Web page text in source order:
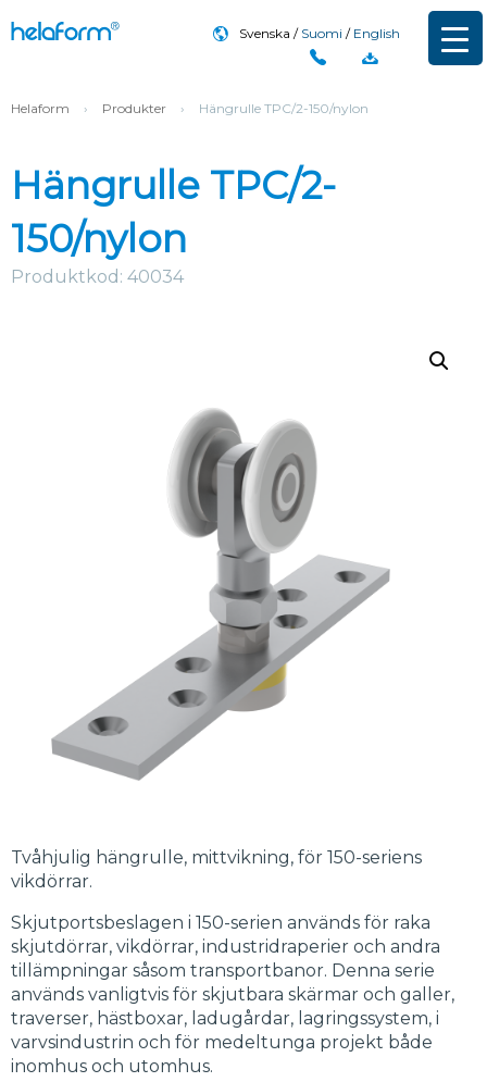
Svenska Suomi English
Helaform › Produkter › Hängrulle TPC/2-150/nylon
Hängrulle TPC/2-
150/nylon
Produktkod: 40034
Tvåhjulig hängrulle, mittvikning, för 150-seriens
vikdörrar.
Skjutportsbeslagen i 150-serien används för raka
skjutdörrar, vikdörrar, industridraperier och andra
tillämpningar såsom transportbanor. Denna serie
används vanligtvis för skjutbara skärmar och galler,
traverser, hästboxar, ladugårdar, lagringssystem, i
varvsindustrin och för medeltunga projekt både
inomhus och utomhus.